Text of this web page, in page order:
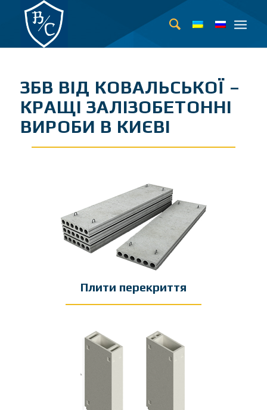
ЗБВ ВІД КОВАЛЬСЬКОЇ –
КРАЩІ ЗАЛІЗОБЕТОННІ
ВИРОБИ В КИЄВІ
Плити перекриття